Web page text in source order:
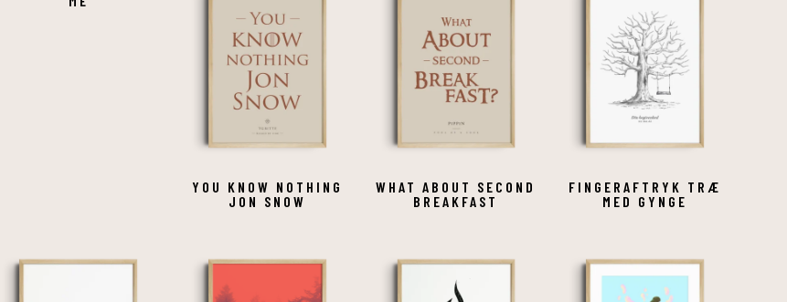
YOU KNOW NOTHING
JON SNOW
WHAT ABOUT SECOND
BREAKFAST
FINGERAFTRYK TRÆ
MED GYNGE